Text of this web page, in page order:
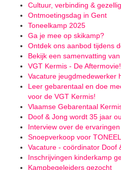
Cultuur, verbinding &
Ontmoetingsdag in Gent
Toneelkamp 2025
Ga je mee op skikamp?
Ontdek ons aanbod tijdens
Bekijk een samenvatting
VGT Kermis - De Aftermovie!
Vacature jeugdmedewerker
Leer gebarentaal en doe
voor de VGT Kermis!
Vlaamse Gebarentaal
Doof & Jong wordt 35 jaar
Interview over de
Snoepverkoop voor
Vacature - coördinator Doof
Inschrijvingen kinderkamp
Kampbegeleiders gezocht